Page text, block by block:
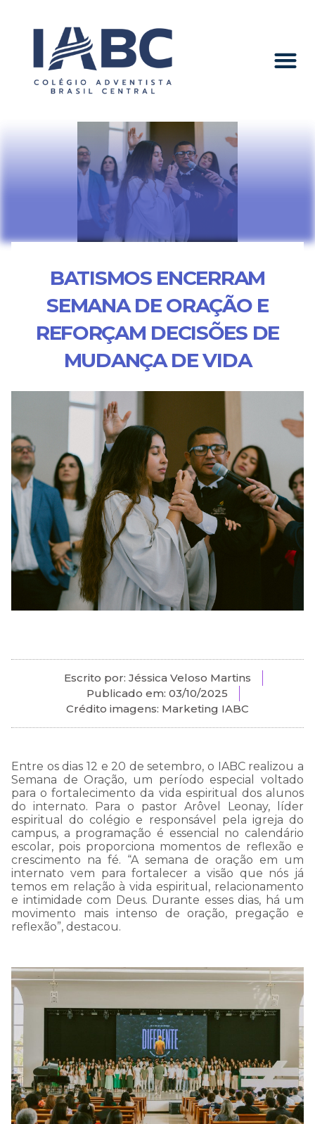
BATISMOS ENCERRAM
SEMANA DE ORAÇÃO E
REFORÇAM DECISÕES DE
MUDANÇA DE VIDA
Escrito por: Jéssica Veloso Martins
Publicado em: 03/10/2025
Crédito imagens: Marketing IABC
Entre os dias 12 e 20 de setembro, o IABC realizou a
Semana de Oração, um período especial voltado
para o fortalecimento da vida espiritual dos alunos
do internato. Para o pastor Arôvel Leonay, líder
espiritual do colégio e responsável pela igreja do
campus, a programação é essencial no calendário
escolar, pois proporciona momentos de reflexão e
crescimento na fé. “A semana de oração em um
internato vem para fortalecer a visão que nós já
temos em relação à vida espiritual, relacionamento
e intimidade com Deus. Durante esses dias, há um
movimento mais intenso de oração, pregação e
reflexão”, destacou.